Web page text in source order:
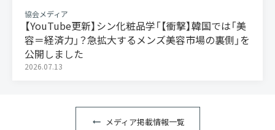
協会メディア
【YouTube更新】シン化粧品学「【衝撃】韓国では「美
容＝経済力」？急拡大するメンズ美容市場の裏側」を
公開しました
2026.07.13
メディア掲載情報一覧